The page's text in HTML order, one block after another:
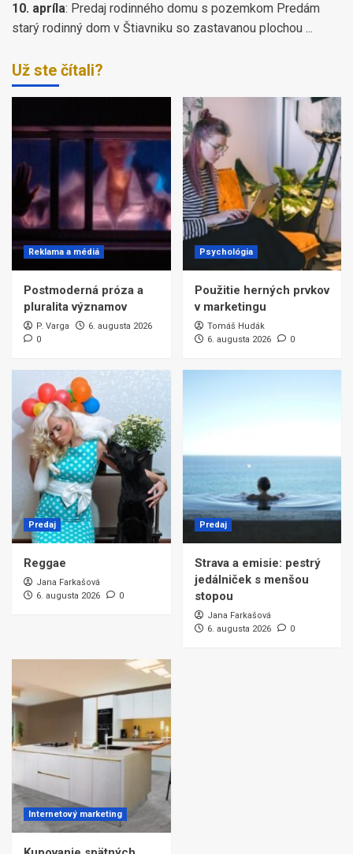
10. apríla: Predaj rodinného domu s pozemkom Predám
starý rodinný dom v Štiavniku so zastavanou plochou ...
Už ste čítali?
Reklama a médiá
Postmoderná próza a
pluralita významov
P. Varga
6. augusta 2026
0
Psychológia
Použitie herných prvkov
v marketingu
Tomáš Hudák
6. augusta 2026
0
Predaj
Reggae
Jana Farkašová
6. augusta 2026
0
Predaj
Strava a emisie: pestrý
jedálniček s menšou
stopou
Jana Farkašová
6. augusta 2026
0
Internetový marketing